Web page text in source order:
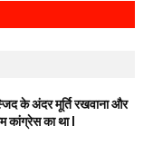
के अंदर मूर्ति रखवाना और
कांग्रेस का था l